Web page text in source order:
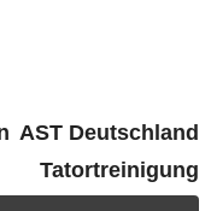
AST Deutschland
Tatortreinigung